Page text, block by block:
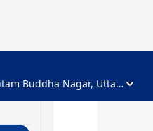
Noida, Gautam Buddha Nagar, Uttar Pradesh